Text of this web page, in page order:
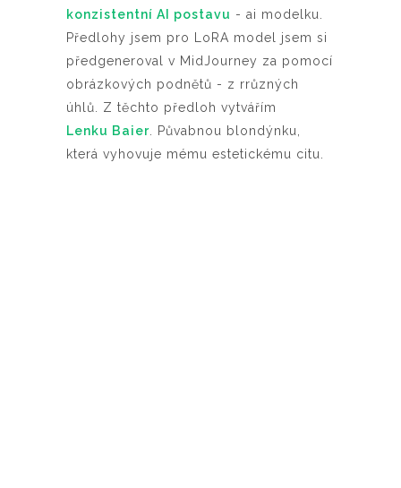
konzistentní AI postavu - ai modelku.
Předlohy jsem pro LoRA model jsem si
předgeneroval v MidJourney za pomocí
obrázkových podnětů - z rrůzných
úhlů. Z těchto předloh vytvářím
Lenku Baier . Půvabnou blondýnku,
která vyhovuje mému estetickému citu.